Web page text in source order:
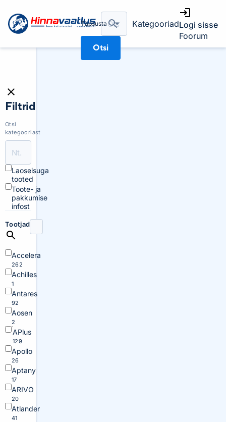
Täpsusta
Otsi
KategooriadLogi sisse
Foorum
Filtrid
Otsi
kategooriast
Laoseisuga
tooted
Toote- ja
pakkumise
infost
Tootjad
Accelera
262
Achilles
1
Antares
92
Aosen
2
APlus
129
Apollo
26
Aptany
17
ARIVO
20
Atlander
41